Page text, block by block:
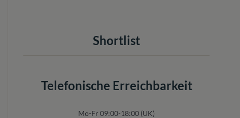
Shortlist
Telefonische Erreichbarkeit
Mo-Fr 09:00-18:00 (UK)